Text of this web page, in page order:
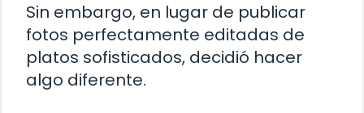
Sin embargo, en lugar de publicar
fotos perfectamente editadas de
platos sofisticados, decidió hacer
algo diferente.